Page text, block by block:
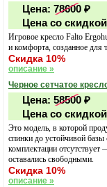
Цена: 78600 ₽
Цена со
Игровое кресло Falto
и комфорта, созданное для
Скидка 10%
описание »
Черное сетчатое
Цена: 58500 ₽
Цена со
Это модель, в которой
спинки до устойчивой
комплектации
оставались свободными.
Скидка 10%
описание »